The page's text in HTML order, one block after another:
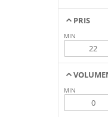
PRIS
MIN
MIN